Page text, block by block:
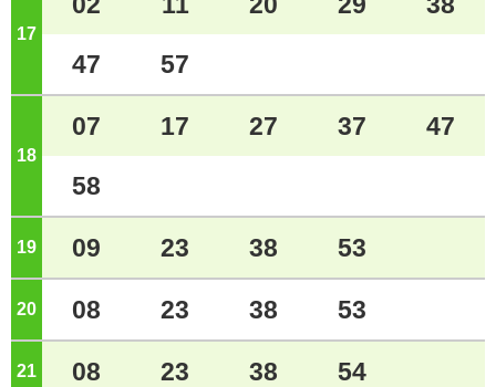
17 ジ
47 57
18 ジ
07 17 27 37 47
58
19 09 23 38 53
20 08 23 38 53
21 08 23 38 54